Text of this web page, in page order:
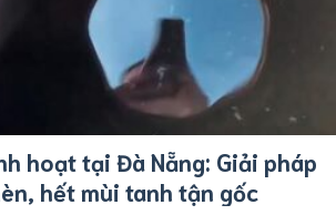
hoạt tại Đà Nẵng: Giải pháp
hết mùi tanh tận gốc